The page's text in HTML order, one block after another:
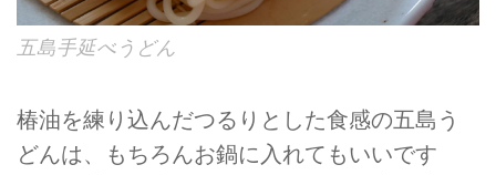
五島手延べうどん
椿油を練り込んだつるりとした食感の五島う
どんは、もちろんお鍋に入れてもいいです